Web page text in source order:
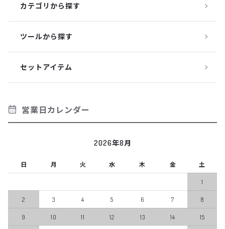
カテゴリから探す
ツールから探す
セットアイテム
営業日カレンダー
2026年8月
日 月 火 水 木 金
土
1
2
3 4 5 6 7
8
9
10 11 12 13 14
15